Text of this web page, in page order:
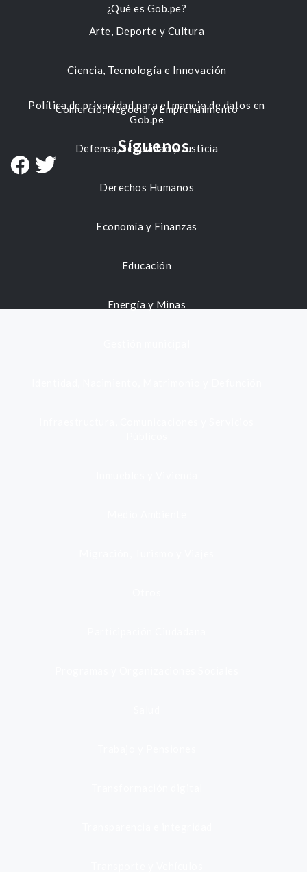
Arte, Deporte y Cultura
Ciencia, Tecnología e Innovación
Comercio, Negocio y Emprendimiento
Defensa, Seguridad y Justicia
Derechos Humanos
Economía y Finanzas
Educación
Energía y Minas
¿Qué es Gob.pe?
Política de privacidad para el manejo de datos en
Gob.pe
Síguenos